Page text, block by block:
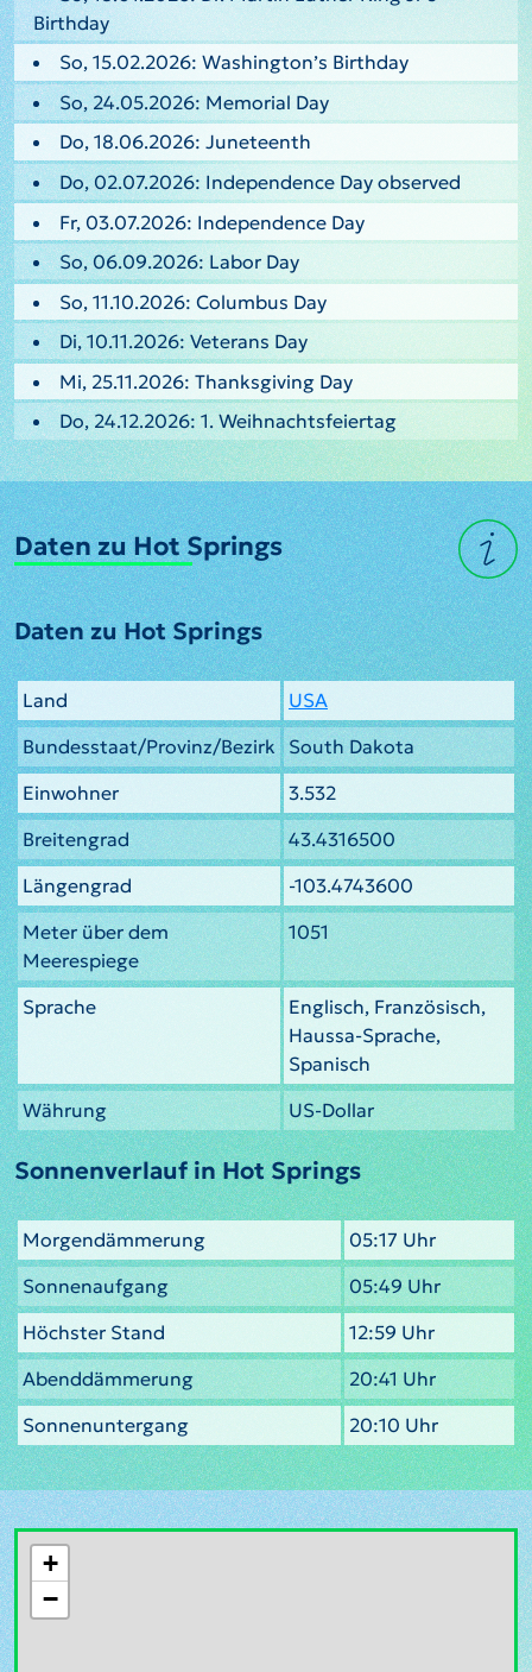
Birthday
So, 15.02.2026: Washington’s Birthday
So, 24.05.2026: Memorial Day
Do, 18.06.2026: Juneteenth
Do, 02.07.2026: Independence Day observed
Fr, 03.07.2026: Independence Day
So, 06.09.2026: Labor Day
So, 11.10.2026: Columbus Day
Di, 10.11.2026: Veterans Day
Mi, 25.11.2026: Thanksgiving Day
Do, 24.12.2026: 1. Weihnachtsfeiertag
Daten zu Hot Springs
Daten zu Hot Springs
Land
USA
Bundesstaat/Provinz/Bezirk South Dakota
Einwohner
3.532
Breitengrad
43.4316500
Längengrad
-103.4743600
Meter über dem
Meerespiege
1051
Sprache
Englisch, Französisch,
Haussa-Sprache,
Spanisch
Währung
US-Dollar
Sonnenverlauf in Hot Springs
Morgendämmerung
05:17 Uhr
Sonnenaufgang
05:49 Uhr
Höchster Stand
12:59 Uhr
Abenddämmerung
20:41 Uhr
Sonnenuntergang
20:10 Uhr
+
−